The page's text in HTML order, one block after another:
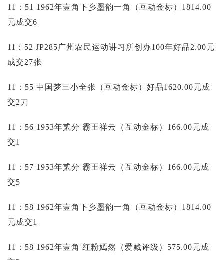
11：51 1962年壹角下乡墨韵一角（互动金标）1814.00
元成交6
11：52 JP285广州农民运动讲习所创办100年好品2.00元
成交27张
11：55 中国梦三小全张（互动金标）好品1620.00元成
交2刀
11：56 1953年贰分 霸王祥云（互动金标）166.00元成
交1
11：57 1953年贰分 霸王祥云（互动金标）166.00元成
交5
11：58 1962年壹角下乡墨韵一角（互动金标）1814.00
元成交1
11：58 1962年壹角 红粉嫣然（爱藏评级）575.00元成